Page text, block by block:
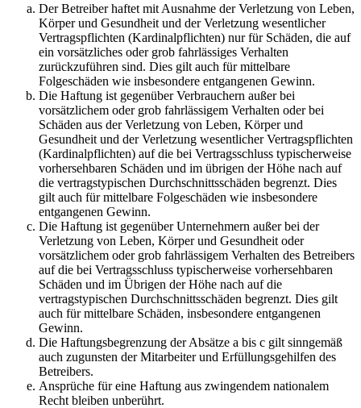
Der Betreiber haftet mit Ausnahme der Verletzung von Leben,
Körper und Gesundheit und der Verletzung wesentlicher
Vertragspflichten (Kardinalpflichten) nur für Schäden, die auf
ein vorsätzliches oder grob fahrlässiges Verhalten
zurückzuführen sind. Dies gilt auch für mittelbare
Folgeschäden wie insbesondere entgangenen Gewinn.
Die Haftung ist gegenüber Verbrauchern außer bei
vorsätzlichem oder grob fahrlässigem Verhalten oder bei
Schäden aus der Verletzung von Leben, Körper und
Gesundheit und der Verletzung wesentlicher Vertragspflichten
(Kardinalpflichten) auf die bei Vertragsschluss typischerweise
vorhersehbaren Schäden und im übrigen der Höhe nach auf
die vertragstypischen Durchschnittsschäden begrenzt. Dies
gilt auch für mittelbare Folgeschäden wie insbesondere
entgangenen Gewinn.
Die Haftung ist gegenüber Unternehmern außer bei der
Verletzung von Leben, Körper und Gesundheit oder
vorsätzlichem oder grob fahrlässigem Verhalten des Betreibers
auf die bei Vertragsschluss typischerweise vorhersehbaren
Schäden und im Übrigen der Höhe nach auf die
vertragstypischen Durchschnittsschäden begrenzt. Dies gilt
auch für mittelbare Schäden, insbesondere entgangenen
Gewinn.
Die Haftungsbegrenzung der Absätze a bis c gilt sinngemäß
auch zugunsten der Mitarbeiter und Erfüllungsgehilfen des
Betreibers.
Ansprüche für eine Haftung aus zwingendem nationalem
Recht bleiben unberührt.